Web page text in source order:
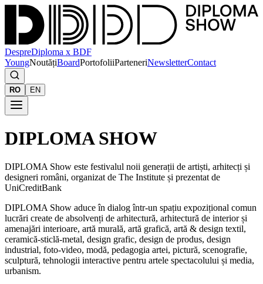
DespreDiploma x BDF
YoungNoutățiBoardPortofoliiParteneriNewsletterContact
RO EN
DIPLOMA SHOW
DIPLOMA Show este festivalul noii generații de artiști, arhitecți și
designeri români, organizat de The Institute și prezentat de
UniCreditBank
DIPLOMA Show aduce în dialog într-un spațiu expozițional comun
lucrări create de absolvenți de arhitectură, arhitectură de interior și
amenajări interioare, artă murală, artă grafică, artă & design textil,
ceramică-sticlă-metal, design grafic, design de produs, design
industrial, foto-video, modă, pedagogia artei, pictură, scenografie,
sculptură, tehnologii interactive pentru artele spectacolului și media,
urbanism.